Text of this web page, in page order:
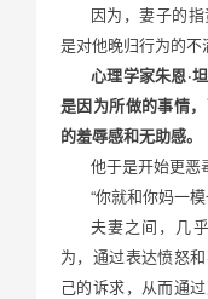
因为，妻子的
是对他晚归行为的不
心理学家朱恩·
是因为所做的事情
的羞辱感和无助感。
他于是开始更恶
“你就和你妈一
夫妻之间，几
为，通过表达愤怒
己的诉求，从而通